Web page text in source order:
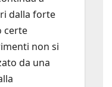
dalla forte
certe
non si
da una